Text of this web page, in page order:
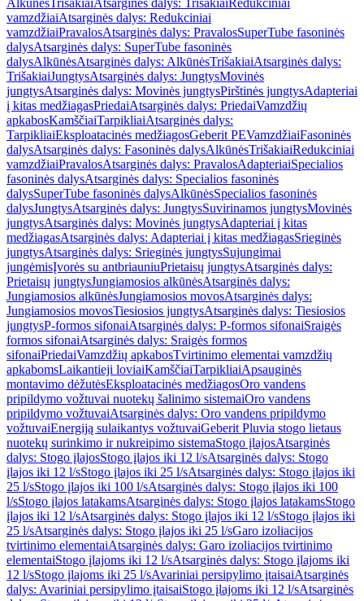
AlkūnėsTrišakiaiAtsarginės dalys: TrišakiaiRedukciniai
vamzdžiaiAtsarginės dalys: Redukciniai
vamzdžiaiPravalosAtsarginės dalys: PravalosSuperTube fasoninės
dalysAtsarginės dalys: SuperTube fasoninės
dalysAlkūnėsAtsarginės dalys: AlkūnėsTrišakiaiAtsarginės dalys:
TrišakiaiJungtysAtsarginės dalys: JungtysMovinės
jungtysAtsarginės dalys: Movinės jungtysPirštinės jungtysAdapteriai
į kitas medžiagasPriedaiAtsarginės dalys: PriedaiVamzdžių
apkabosKamščiaiTarpikliaiAtsarginės dalys:
TarpikliaiEksploatacinės medžiagosGeberit PEVamzdžiaiFasoninės
dalysAtsarginės dalys: Fasoninės dalysAlkūnėsTrišakiaiRedukciniai
vamzdžiaiPravalosAtsarginės dalys: PravalosAdapteriaiSpecialios
fasoninės dalysAtsarginės dalys: Specialios fasoninės
dalysSuperTube fasoninės dalysAlkūnėsSpecialios fasoninės
dalysJungtysAtsarginės dalys: JungtysSuvirinamos jungtysMovinės
jungtysAtsarginės dalys: Movinės jungtysAdapteriai į kitas
medžiagasAtsarginės dalys: Adapteriai į kitas medžiagasSrieginės
jungtysAtsarginės dalys: Srieginės jungtysSujungimai
jungėmisĮvorės su antbriauniuPrietaisų jungtysAtsarginės dalys:
Prietaisų jungtysJungiamosios alkūnėsAtsarginės dalys:
Jungiamosios alkūnėsJungiamosios movosAtsarginės dalys:
Jungiamosios movosTiesiosios jungtysAtsarginės dalys: Tiesiosios
jungtysP-formos sifonaiAtsarginės dalys: P-formos sifonaiSraigės
formos sifonaiAtsarginės dalys: Sraigės formos
sifonaiPriedaiVamzdžių apkabosTvirtinimo elementai vamzdžių
apkabomsLaikantieji loviaiKamščiaiTarpikliaiApsauginės
montavimo dėžutėsEksploatacinės medžiagosOro vandens
pripildymo vožtuvai nuotekų šalinimo sistemaiOro vandens
pripildymo vožtuvaiAtsarginės dalys: Oro vandens pripildymo
vožtuvaiEnergiją sulaikantys vožtuvaiGeberit Pluvia stogo lietaus
nuotekų surinkimo ir nukreipimo sistemaStogo įlajosAtsarginės
dalys: Stogo įlajosStogo įlajos iki 12 l/sAtsarginės dalys: Stogo
įlajos iki 12 l/sStogo įlajos iki 25 l/sAtsarginės dalys: Stogo įlajos iki
25 l/sStogo įlajos iki 100 l/sAtsarginės dalys: Stogo įlajos iki 100
l/sStogo įlajos latakamsAtsarginės dalys: Stogo įlajos latakamsStogo
įlajos iki 12 l/sAtsarginės dalys: Stogo įlajos iki 12 l/sStogo įlajos iki
25 l/sAtsarginės dalys: Stogo įlajos iki 25 l/sGaro izoliacijos
tvirtinimo elementaiAtsarginės dalys: Garo izoliacijos tvirtinimo
elementaiStogo įlajoms iki 12 l/sAtsarginės dalys: Stogo įlajoms iki
12 l/sStogo įlajoms iki 25 l/sAvariniai persipylimo įtaisaiAtsarginės
dalys: Avariniai persipylimo įtaisaiStogo įlajoms iki 12 l/sAtsarginės